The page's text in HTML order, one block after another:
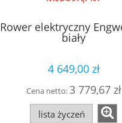
Rower elektryczny
biały
4 649,00 zł
Cena netto:3 779,67 zł
lista życzeń